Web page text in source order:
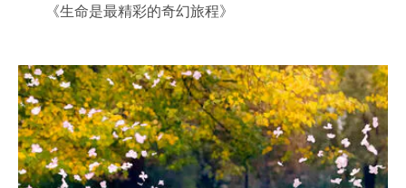
《生命是最精彩的奇幻旅程》